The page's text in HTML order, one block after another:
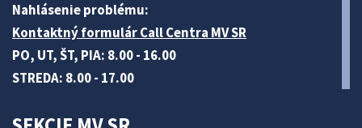
Nahlásenie problému:
Kontaktný formulár Call Centra MV SR
PO, UT, ŠT, PIA: 8.00 - 16.00
STREDA: 8.00 - 17.00